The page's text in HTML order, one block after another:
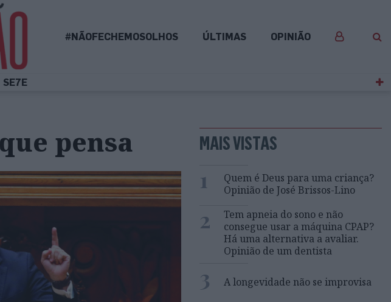
#NÃOFECHEMOSOLHOS ÚLTIMAS OPINIÃO
SE7E
pensa MAIS VISTAS
1
Quem é Deus para uma criança?
Opinião de José Brissos-Lino
2
Tem apneia do sono e não
consegue usar a máquina CPAP?
Há uma alternativa a avaliar.
Opinião de um dentista
3 A longevidade não se improvisa